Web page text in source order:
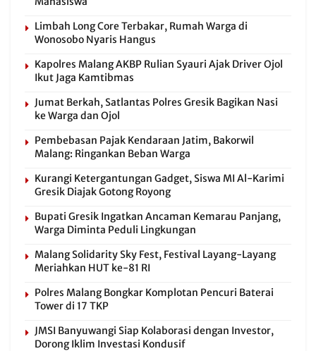
Limbah Long Core Terbakar, Rumah Warga di
Wonosobo Nyaris Hangus
Kapolres Malang AKBP Rulian Syauri Ajak Driver Ojol
Ikut Jaga Kamtibmas
Jumat Berkah, Satlantas Polres Gresik Bagikan Nasi
ke Warga dan Ojol
Pembebasan Pajak Kendaraan Jatim, Bakorwil
Malang: Ringankan Beban Warga
Kurangi Ketergantungan Gadget, Siswa MI Al-Karimi
Gresik Diajak Gotong Royong
Bupati Gresik Ingatkan Ancaman Kemarau Panjang,
Warga Diminta Peduli Lingkungan
Malang Solidarity Sky Fest, Festival Layang-Layang
Meriahkan HUT ke-81 RI
Polres Malang Bongkar Komplotan Pencuri Baterai
Tower di 17 TKP
JMSI Banyuwangi Siap Kolaborasi dengan Investor,
Dorong Iklim Investasi Kondusif